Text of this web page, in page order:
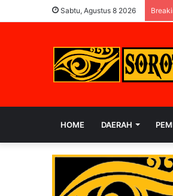
Sabtu, Agustus 8 2026
HOME DAERAH